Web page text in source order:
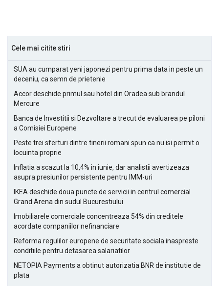
Cele mai citite stiri
SUA au cumparat yeni japonezi pentru prima data in peste un
deceniu, ca semn de prietenie
Accor deschide primul sau hotel din Oradea sub brandul
Mercure
Banca de Investitii si Dezvoltare a trecut de evaluarea pe piloni
a Comisiei Europene
Peste trei sferturi dintre tinerii romani spun ca nu isi permit o
locuinta proprie
Inflatia a scazut la 10,4% in iunie, dar analistii avertizeaza
asupra presiunilor persistente pentru IMM-uri
IKEA deschide doua puncte de servicii in centrul comercial
Grand Arena din sudul Bucurestiului
Imobiliarele comerciale concentreaza 54% din creditele
acordate companiilor nefinanciare
Reforma regulilor europene de securitate sociala inaspreste
conditiile pentru detasarea salariatilor
NETOPIA Payments a obtinut autorizatia BNR de institutie de
plata